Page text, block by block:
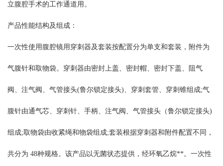
立腹腔手术的工作通道用。
产品性能结构及组成：
一次性使用腹腔镜用穿刺器及套装按配置分为单支和套装，附件为
气腹针和取物袋。穿刺器由密封上盖、密封帽、密封下盖、阻气
阀、注气阀、气管接头(鲁尔锁定接头)、穿刺套管、穿刺锥组成;气
腹针由通气芯、穿刺针、手柄、注气阀、气管接头（鲁尔锁定接头)
组成;取物袋由收紧绳和物袋组成;套装根据穿刺器和附件配置不同，
共分为 48种规格。该产品以无菌状态提供，经环氧乙烷**。一次性